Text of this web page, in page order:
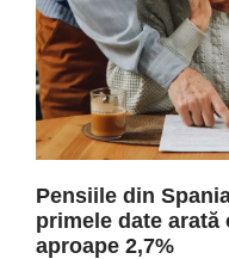
Pensiile din
primele date arată
aproape 2,7%